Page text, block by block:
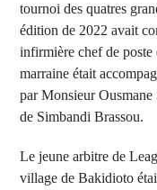
tournoi des quatres
édition de 2022 avait
infirmière chef de
marraine était
par Monsieur Ousmane
de Simbandi Brassou.
Le jeune arbitre de
village de Bakidioto